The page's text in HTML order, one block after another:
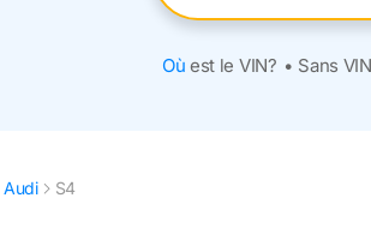
Où est le VIN? • Sans
Audi S4